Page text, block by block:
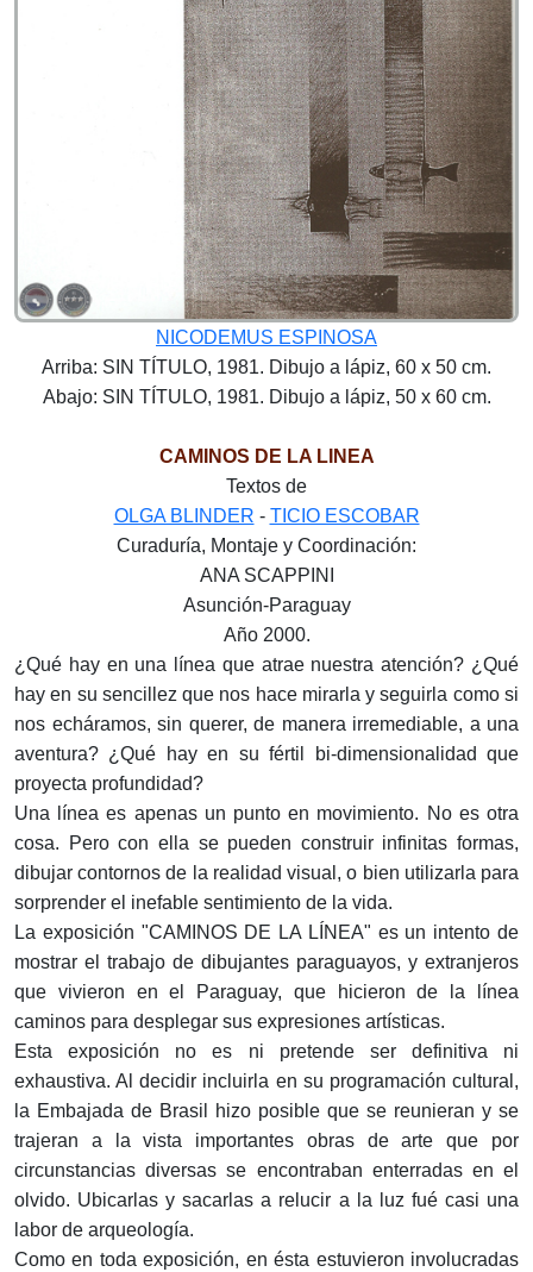
NICODEMUS ESPINOSA
Arriba: SIN TÍTULO, 1981. Dibujo a lápiz, 60 x 50 cm.
Abajo: SIN TÍTULO, 1981. Dibujo a lápiz, 50 x 60 cm.
CAMINOS DE LA LINEA
Textos de
OLGA BLINDER - TICIO ESCOBAR
Curaduría, Montaje y Coordinación:
ANA SCAPPINI
Asunción-Paraguay
Año 2000.
¿Qué hay en una línea que atrae nuestra atención? ¿Qué
hay en su sencillez que nos hace mirarla y seguirla como si
nos echáramos, sin querer, de manera irremediable, a una
aventura? ¿Qué hay en su fértil bi-dimensionalidad que
proyecta profundidad?
Una línea es apenas un punto en movimiento. No es otra
cosa. Pero con ella se pueden construir infinitas formas,
dibujar contornos de la realidad visual, o bien utilizarla para
sorprender el inefable sentimiento de la vida.
La exposición "CAMINOS DE LA LÍNEA" es un intento de
mostrar el trabajo de dibujantes paraguayos, y extranjeros
que vivieron en el Paraguay, que hicieron de la línea
caminos para desplegar sus expresiones artísticas.
Esta exposición no es ni pretende ser definitiva ni
exhaustiva. Al decidir incluirla en su programación cultural,
la Embajada de Brasil hizo posible que se reunieran y se
trajeran a la vista importantes obras de arte que por
circunstancias diversas se encontraban enterradas en el
olvido. Ubicarlas y sacarlas a relucir a la luz fué casi una
labor de arqueología.
Como en toda exposición, en ésta estuvieron involucradas